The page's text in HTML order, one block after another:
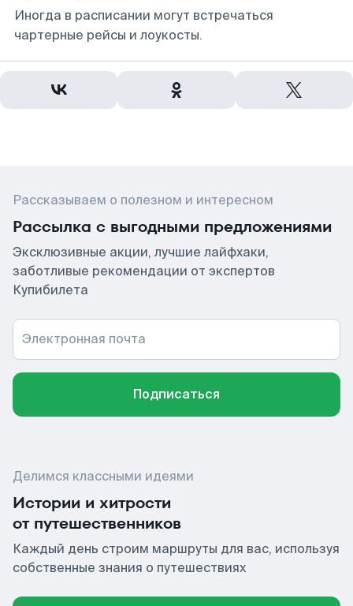
Иногда в расписании могут встречаться
чартерные рейсы и лоукосты.
Рассказываем о полезном и интересном
Рассылка с выгодными предложениями
Эксклюзивные акции, лучшие лайфхаки,
заботливые рекомендации от экспертов
Купибилета
Электронная почта
Подписаться
Делимся классными идеями
Истории и хитрости
от путешественников
Каждый день строим маршруты для вас, используя
собственные знания о путешествиях